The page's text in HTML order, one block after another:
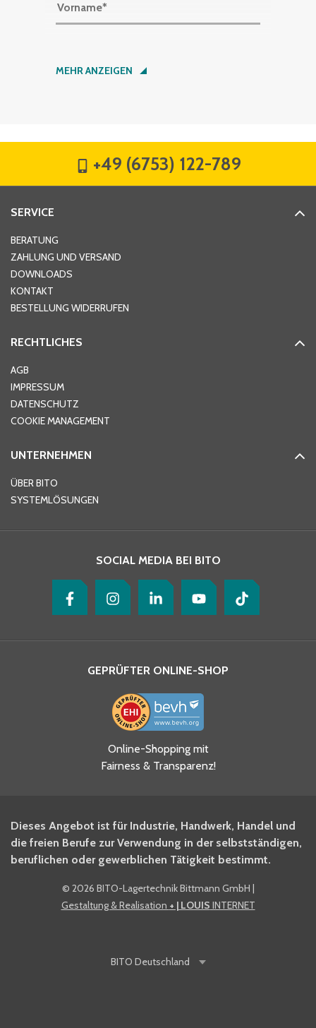
Vorname*
Nachname*
Hausnummer
Ort*
Telefon
Ja, ich habe die
Datenschutzhinweise gelesen
und akzeptiere diese.
BITO Newsletter Fachwissen
Intralogistiker anmelden.
Ja, ich möchte mich für den
BITO Shop-Newsletter
MEHR ANZEIGEN
+49 (6753) 122-789
SERVICE
BERATUNG
ZAHLUNG UND VERSAND
DOWNLOADS
KONTAKT
BESTELLUNG WIDERRUFEN
RECHTLICHES
AGB
IMPRESSUM
DATENSCHUTZ
COOKIE MANAGEMENT
UNTERNEHMEN
ÜBER BITO
SYSTEMLÖSUNGEN
SOCIAL MEDIA BEI BITO
GEPRÜFTER ONLINE-SHOP
Online-Shopping mit
Fairness & Transparenz!
Dieses Angebot ist für Industrie, Handwerk, Handel und
die freien Berufe zur Verwendung in der selbstständigen,
beruflichen oder gewerblichen Tätigkeit bestimmt.
© 2026 BITO-Lagertechnik Bittmann GmbH |
Gestaltung & Realisation + | LOUIS INTERNET
BITO Deutschland